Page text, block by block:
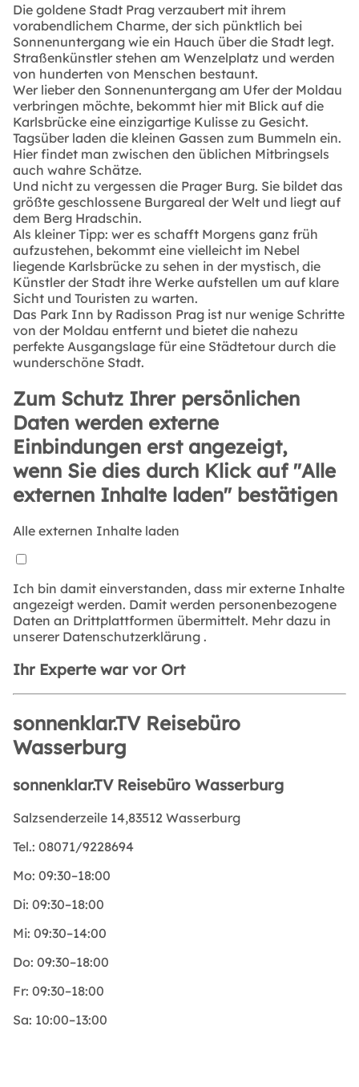
Die goldene Stadt Prag verzaubert mit ihrem
vorabendlichem Charme, der sich pünktlich bei
Sonnenuntergang wie ein Hauch über die Stadt legt.
Straßenkünstler stehen am Wenzelplatz und werden
von hunderten von Menschen bestaunt.
Wer lieber den Sonnenuntergang am Ufer der Moldau
verbringen möchte, bekommt hier mit Blick auf die
Karlsbrücke eine einzigartige Kulisse zu Gesicht.
Tagsüber laden die kleinen Gassen zum Bummeln ein.
Hier findet man zwischen den üblichen Mitbringsels
auch wahre Schätze.
Und nicht zu vergessen die Prager Burg. Sie bildet das
größte geschlossene Burgareal der Welt und liegt auf
dem Berg Hradschin.
Als kleiner Tipp: wer es schafft Morgens ganz früh
aufzustehen, bekommt eine vielleicht im Nebel
liegende Karlsbrücke zu sehen in der mystisch, die
Künstler der Stadt ihre Werke aufstellen um auf klare
Sicht und Touristen zu warten.
Das Park Inn by Radisson Prag ist nur wenige Schritte
von der Moldau entfernt und bietet die nahezu
perfekte Ausgangslage für eine Städtetour durch die
wunderschöne Stadt.
Zum Schutz Ihrer persönlichen
Daten werden externe
Einbindungen erst angezeigt,
wenn Sie dies durch Klick auf "Alle
externen Inhalte laden" bestätigen
Alle externen Inhalte laden
Ich bin damit einverstanden, dass mir externe Inhalte
angezeigt werden. Damit werden personenbezogene
Daten an Drittplattformen übermittelt. Mehr dazu in
unserer Datenschutzerklärung .
Ihr Experte war vor Ort
sonnenklar.TV Reisebüro
Wasserburg
sonnenklar.TV Reisebüro Wasserburg
Salzsenderzeile 14,83512 Wasserburg
Tel.: 08071/9228694
Mo: 09:30–18:00
Di: 09:30–18:00
Mi: 09:30–14:00
Do: 09:30–18:00
Fr: 09:30–18:00
Sa: 10:00–13:00